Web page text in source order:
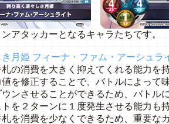
アタッカーとなるキャラたちです。
き月姫 フィーナ・ファム・アーシュラ
の消費を大きく抑えてくれる能力を
を修正することで、バトルによって
ンさせることができるため、バトル
を２ターンに１度発生させる能力も
を消費を少なくできるため、重要な